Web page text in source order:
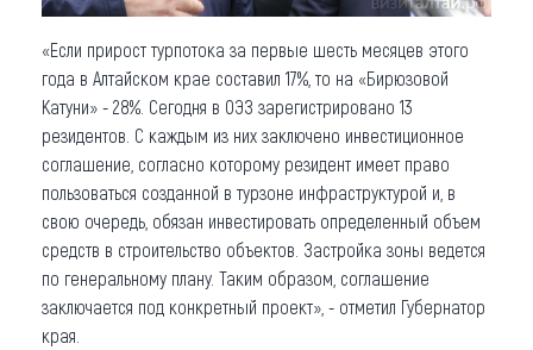
«Если прирост турпотока за первые шесть месяцев этого
года в Алтайском крае составил 17%, то на «Бирюзовой
Катуни» - 28%. Сегодня в ОЭЗ зарегистрировано 13
резидентов. С каждым из них заключено инвестиционное
соглашение, согласно которому резидент имеет право
пользоваться созданной в турзоне инфраструктурой и, в
свою очередь, обязан инвестировать определенный объем
средств в строительство объектов. Застройка зоны ведется
по генеральному плану. Таким образом, соглашение
заключается под конкретный проект», - отметил Губернатор
края.